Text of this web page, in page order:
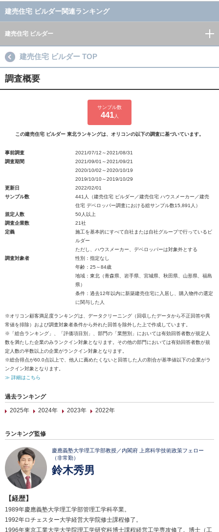
建売住宅 ビルダー関連ランキング
建売住宅 ビルダー
建売住宅 ビルダー TOP
調査概要
サンプル数
441人
この建売住宅 ビルダー 東北ランキングは、オリコンの以下の調査に基づいています。
事前調査
2021/07/12～2021/08/31
調査期間
2021/09/01～2021/09/21
2020/10/02～2020/10/19
2019/10/10～2019/10/29
更新日
2022/02/01
サンプル数
441人（建売住宅 ビルダー／建売住宅 ハウスメーカー／建売
住宅 デベロッパー調査における総サンプル数15,891人）
規定人数
50人以上
調査企業数
21社
定義
施工を基本的にすべて自社または自社グループで行っているビ
ルダー
ただし、ハウスメーカー、デベロッパーは対象外とする
調査対象者
性別：指定なし
年齢：25～84歳
地域：東北（青森県、岩手県、宮城県、秋田県、山形県、福島
県）
条件：過去12年以内に新築建売住宅に入居し、購入物件の選定
に関与した人
※オリコン顧客満足度ランキングは、データクリーニング（回収したデータから不正回答や異
常値を排除）および調査対象者条件から外れた回答を除外した上で作成しています。
※「総合ランキング」、「評価項目別」、部門の「業態別」においては有効回答者数が規定人
数を満たした企業のみランクイン対象となります。その他の部門においては有効回答者数が規
定人数の半数以上の企業がランクイン対象となります。
※総合得点が60.0点以上で、他人に薦めたくないと回答した人の割合が基準値以下の企業がラ
ンクイン対象となります。
≫ 詳細はこちら
過去ランキング
2025年
2024年 2023年 2022年
ランキング監修
慶應義塾大学理工学部教授／内閣府 上席科学技術政策フェロー
（非常勤）
鈴木秀男
【経歴】
1989年慶應義塾大学理工学部管理工学科卒業。
1992年ロチェスター大学経営大学院修士課程修了。
1996年東京工業大学大学院理工学研究科博士課程経営工学専攻修了。博士（工